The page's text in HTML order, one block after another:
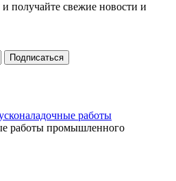
получайте свежие новости и
работы
работы промышленного